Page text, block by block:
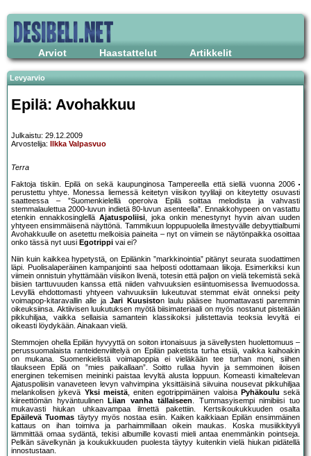
Arviot Haastattelut Artikkelit
Levyarvio
Epilä: Avohakkuu
Julkaistu: 29.12.2009
Arvostelija:
Ilkka Valpasvuo
Terra
Faktoja tiskiin. Epilä on sekä kaupunginosa Tampereella että siellä vuonna 2006
perustettu yhtye. Monessa liemessä keitetyn viisikon tyylilaji on kiteytetty osuvasti
saatteessa – ”Suomenkielellä operoiva Epilä soittaa melodista ja vahvasti
stemmalaulettua 2000-luvun indietä 80-luvun asenteella”. Ennakkohypeen on vastattu
etenkin ennakkosinglellä Ajatuspoliisi, joka onkin menestynyt hyvin aivan uuden
yhtyeen ensimmäisenä näyttönä. Tammikuun loppupuolella ilmestyvälle debyyttialbumi
Avohakkuulle on asetettu melkoisia paineita – nyt on viimein se näytönpaikka osoittaa
onko tässä nyt uusi Egotrippi vai ei?
Niin kuin kaikkea hypetystä, on Epilänkin ”markkinointia” pitänyt seurata suodattimen
läpi. Puolisalaperäinen kampanjointi saa helposti odottamaan liikoja. Esimerkiksi kun
viimein onnistuin yhyttämään viisikon livenä, totesin että paljon on vielä tekemistä sekä
biisien tarttuvuuden kanssa että niiden vahvuuksien esiintuomisessa livemuodossa.
Levyllä ehdottomasti yhtyeen vahvuuksiin lukeutuvat stemmat eivät onneksi peity
voimapop-kitaravallin alle jaJari Kuusiston laulu pääsee huomattavasti paremmin
oikeuksiinsa. Aktiivisen luukutuksen myötä biisimateriaali on myös nostanut pisteitään
pikkuhiljaa, vaikka sellaisia samantein klassikoksi julistettavia teoksia levyltä ei
oikeasti löydykään. Ainakaan vielä.
Stemmojen ohella Epilän hyvyyttä on soiton irtonaisuus ja sävellysten huolettomuus –
perussuomalaista ranteidenviiltelyä on Epilän paketista turha etsiä, vaikka kaihoakin
on mukana. Suomenkielistä voimapoppia ei vieläkään tee turhan moni, siihen
tilaukseen Epilä on ”mies paikallaan”. Soitto rullaa hyvin ja semmoinen iloisen
energinen tekemisen meininki paistaa levyltä alusta loppuun. Komeasti kimaltelevan
Ajatuspoliisin vanaveteen levyn vahvimpina yksittäisinä siivuina nousevat pikkuhiljaa
melankolisen jykevä Yksi meistä, eniten egotrippimäinen valoisa Pyhäkoulu sekä
kiireettömän hyväntuulinen
Liian vanha tällaiseen. Tummasyisempi nimibiisi tuo
mukavasti hiukan uhkaavampaa ilmettä pakettiin. Kertsikoukukkuuden osalta
Epäilevä Tuomastäytyy myös nostaa esiin. Kaiken kaikkiaan Epilän ensimmäinen
kattaus on ihan toimiva ja parhaimmillaan oikein maukas. Koska musiikkityyli
lämmittää omaa sydäntä, tekisi albumille kovasti mieli antaa enemmänkin pointseja.
Pelkän sävelkynän ja koukukkuuden puolesta täytyy kuitenkin vielä hiukan pidätellä
innostustaan.